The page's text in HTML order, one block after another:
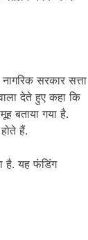
सरकार सत्ता
देते हुए कहा कि
बताया गया है.
हैं.
है. यह फंडिंग